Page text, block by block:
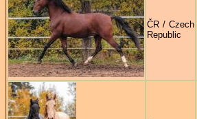
ČR / Czech
Republic